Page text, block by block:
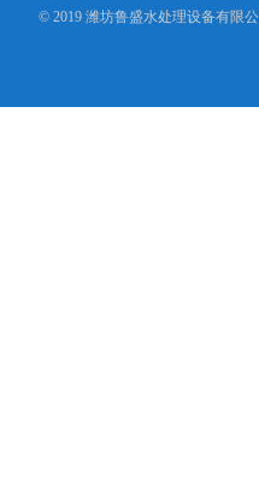
© 2019 潍坊鲁盛水处理设备有限公